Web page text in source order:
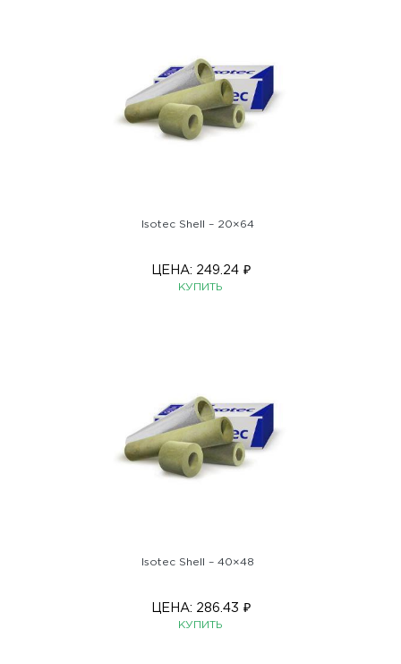
Isotec Shell – 20×64
ЦЕНА: 249.24 ₽
КУПИТЬ
Isotec Shell – 40×48
ЦЕНА: 286.43 ₽
КУПИТЬ